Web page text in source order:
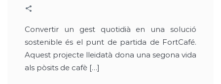
Convertir un gest quotidià en una solució
sostenible és el punt de partida de FortCafé.
Aquest projecte lleidatà dona una segona vida
als pòsits de cafè […]